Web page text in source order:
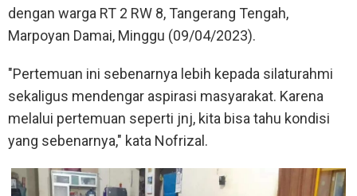
dengan warga RT 2 RW 8, Tangerang Tengah,
Marpoyan Damai, Minggu (09/04/2023).
"Pertemuan ini sebenarnya lebih kepada silaturahmi
sekaligus mendengar aspirasi masyarakat. Karena
melalui pertemuan seperti jnj, kita bisa tahu kondisi
yang sebenarnya," kata Nofrizal.